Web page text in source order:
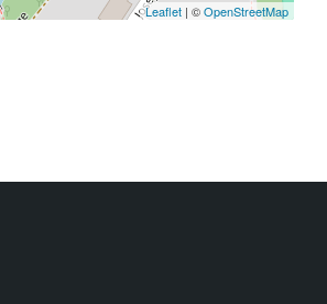
Leaflet | ©OpenStreetMap